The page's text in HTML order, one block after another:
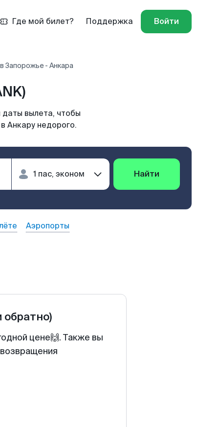
Где мой билет? Поддержка Войти
Запорожье - Анкара
вылета, чтобы
Анкару недорого.
Найти
Аэропорты
обратно)
цене🙌. Также вы